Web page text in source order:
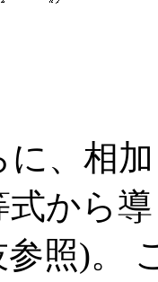
に、相
式から
照)。